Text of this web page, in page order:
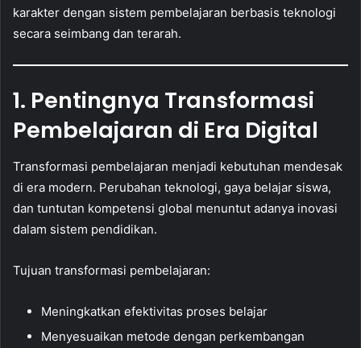
karakter dengan sistem pembelajaran berbasis teknologi
secara seimbang dan terarah.
1. Pentingnya Transformasi
Pembelajaran di Era Digital
Transformasi pembelajaran menjadi kebutuhan mendesak
di era modern. Perubahan teknologi, gaya belajar siswa,
dan tuntutan kompetensi global menuntut adanya inovasi
dalam sistem pendidikan.
Tujuan transformasi pembelajaran:
Meningkatkan efektivitas proses belajar
Menyesuaikan metode dengan perkembangan